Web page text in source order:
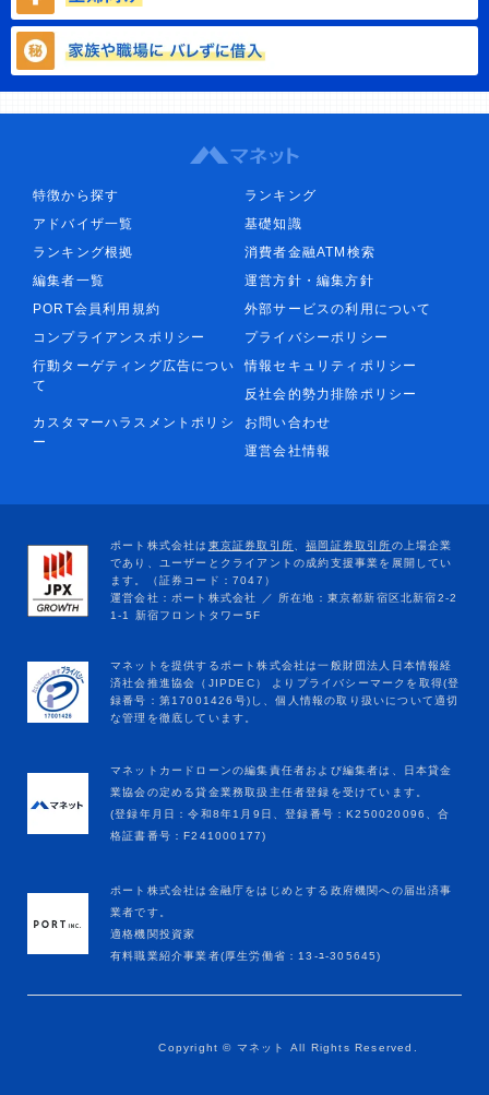
特徴から探す
ランキング
アドバイザ一覧
基礎知識
ランキング根拠
消費者金融ATM検索
編集者一覧
運営方針・編集方針
PORT会員利用規約
外部サービスの利用について
コンプライアンスポリシー
プライバシーポリシー
行動ターゲティング広告につい
て
情報セキュリティポリシー
反社会的勢力排除ポリシー
カスタマーハラスメントポリシ
ー
お問い合わせ
運営会社情報
マネットカードローンの編集責任者および編集者は、日本貸金
業協会の定める貸金業務取扱主任者登録を受けています。
(登録年月日：令和8年1月9日、登録番号：K250020096、合
格証書番号：F241000177)
ポート株式会社は金融庁をはじめとする政府機関への届出済事
業者です。
適格機関投資家
有料職業紹介事業者(厚生労働省：13-ﾕ-305645)